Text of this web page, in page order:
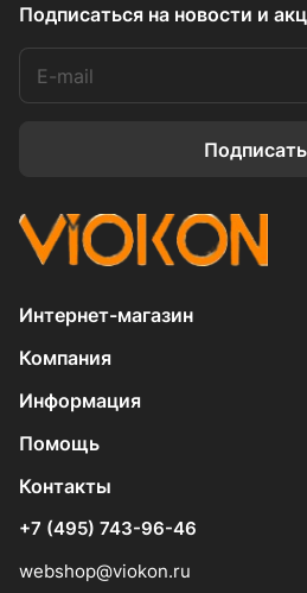
Подписаться на новости и
Интернет-магазин
Компания
Информация
Помощь
Контакты
+7 (495) 743-96-46
webshop@viokon.ru